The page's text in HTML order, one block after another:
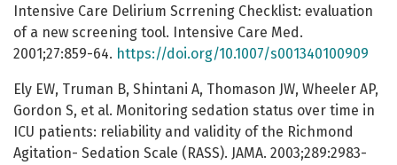
Intensive Care Delirium Scrrening Checklist: evaluation
of a new screening tool. Intensive Care Med.
2001;27:859-64. https://doi.org/10.1007/s001340100909
Ely EW, Truman B, Shintani A, Thomason JW, Wheeler AP,
Gordon S, et al. Monitoring sedation status over time in
ICU patients: reliability and validity of the Richmond
Agitation- Sedation Scale (RASS). JAMA. 2003;289:2983-